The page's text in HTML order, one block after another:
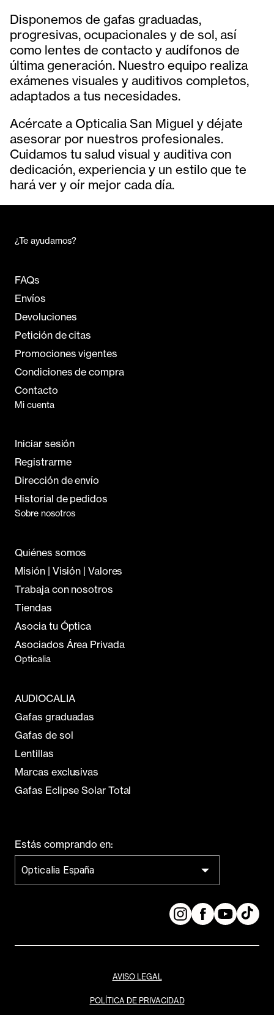
Disponemos de gafas graduadas,
progresivas, ocupacionales y de sol, así
como lentes de contacto y audífonos de
última generación. Nuestro equipo realiza
exámenes visuales y auditivos completos,
adaptados a tus necesidades.
Acércate a Opticalia San Miguel y déjate
asesorar por nuestros profesionales.
Cuidamos tu salud visual y auditiva con
dedicación, experiencia y un estilo que te
hará ver y oír mejor cada día.
¿Te ayudamos?
FAQs
Envíos
Devoluciones
Petición de citas
Promociones vigentes
Condiciones de compra
Contacto
Mi cuenta
Iniciar sesión
Registrarme
Dirección de envío
Historial de pedidos
Sobre nosotros
Quiénes somos
Misión | Visión | Valores
Trabaja con nosotros
Tiendas
Asocia tu Óptica
Asociados Área Privada
Opticalia
AUDIOCALIA
Gafas graduadas
Gafas de sol
Lentillas
Marcas exclusivas
Gafas Eclipse Solar Total
Estás comprando en:
Opticalia España
AVISO LEGAL
POLÍTICA DE PRIVACIDAD